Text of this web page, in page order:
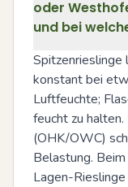
oder
und bei
Spitzenrieslinge
konstant bei
Luftfeuchte;
feucht zu
(OHK/OWC)
Belastung.
Lagen-